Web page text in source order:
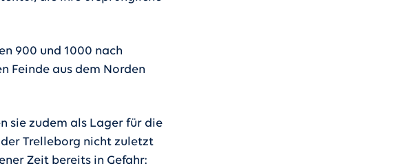
900 und 1000 nach
Feinde aus dem Norden
sie zudem als Lager für die
Trelleborg nicht zuletzt
Zeit bereits in Gefahr: